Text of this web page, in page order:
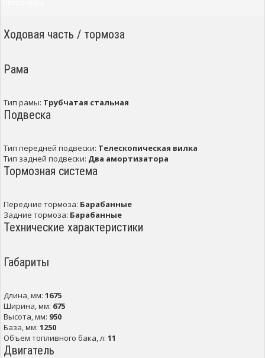
Ходовая часть / тормоза
Рама
Тип рамы: Трубчатая стальная
Подвеска
Тип передней подвески: Телескопическая вилка
Тип задней подвески: Два амортизатора
Тормозная система
Передние тормоза: Барабанные
Задние тормоза: Барабанные
Технические характеристики
Габариты
Длина, мм: 1675
Ширина, мм: 675
Высота, мм: 950
База, мм: 1250
Объем топливного бака, л: 11
Двигатель